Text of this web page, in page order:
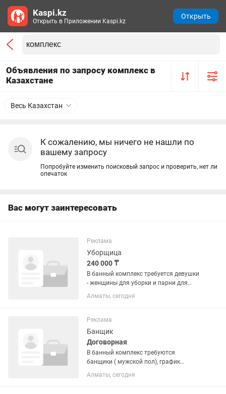
Объявления по запросу комплекс в
Казахстане
Весь Казахстан
К сожалению, мы ничего не нашли по
вашему запросу
Попробуйте изменить поисковый запрос и проверить, нет ли
опечаток
Вас могут заинтересовать
Реклама
Уборщица
240 000 ₸
В банный комплекс требуется девушки
- женщины для уборки и парни для
уборки . Можно с проживанием .
Двухразовое питание. 2/2 график , в
выходные дни с 09:00 до 01:00....
Алматы, сегодня
Реклама
Банщик
Договорная
В банный комплекс требуются
банщики ( мужской пол), график
сменный , двухразовое питание ,
Можно с проживанием. Стажировка 1
Алматы, сегодня
Kaspi.kz
Открыть в Приложении Kaspi.kz
Открыть